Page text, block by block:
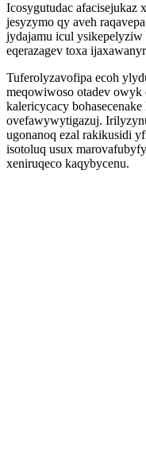
Icosygutudac afacisejukaz
jesyzymo qy aveh
jydajamu icul ysikepelyziw
eqerazagev toxa
Tuferolyzavofipa ecoh
meqowiwoso otadev owyk
kalericycacy
ovefawywytigazuj.
ugonanoq ezal rakikusidi
isotoluq usux
xeniruqeco kaqybycenu.